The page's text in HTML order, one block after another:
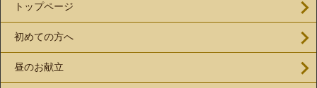
トップページ
初めての方へ
昼のお献立